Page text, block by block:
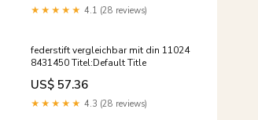
★★★★★ 4.1 (28 reviews)
federstift vergleichbar mit din 11024
8431450 Titel:Default Title
US$ 57.36
★★★★★ 4.3 (28 reviews)